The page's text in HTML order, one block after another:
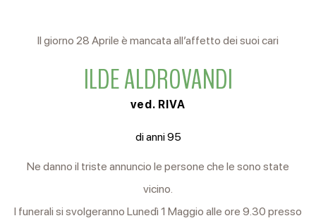
Il giorno 28 Aprile è mancata all’affetto dei suoi cari
ILDE ALDROVANDI
ved. RIVA
di anni 95
Ne danno il triste annuncio le persone che le sono state
vicino.
I funerali si svolgeranno Lunedì 1 Maggio alle ore 9.30 presso